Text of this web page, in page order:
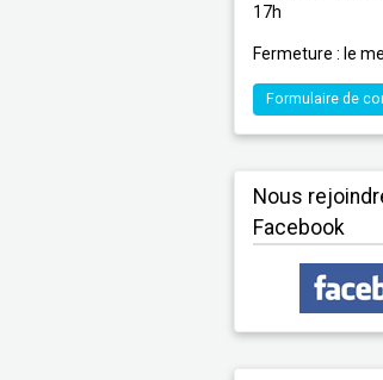
17h
Fermeture : le
Formulaire de
Nous
Facebook